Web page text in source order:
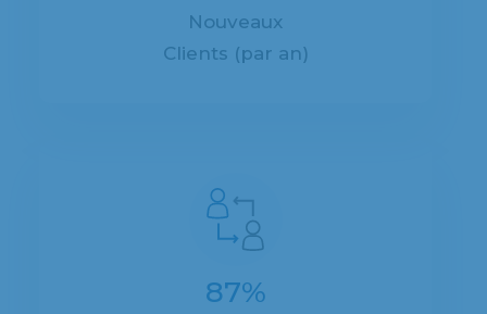
Nouveaux
Clients (par an)
87%